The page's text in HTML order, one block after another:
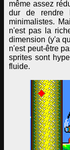
même assez
dur de rendre
minimalistes.
n'est pas la
dimension (y'a
n'est peut-être
sprites sont
fluide.